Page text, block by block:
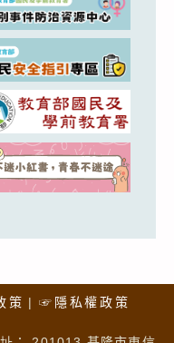
策 ☞隱私權政策